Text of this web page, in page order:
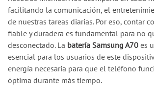
facilitando la comunicación, el
de nuestras tareas diarias. Por eso, contar
fiable y duradera es fundamental para no
desconectado. La batería Samsung A70 es
esencial para los usuarios de este
energía necesaria para que el teléfono
óptima durante más tiempo.